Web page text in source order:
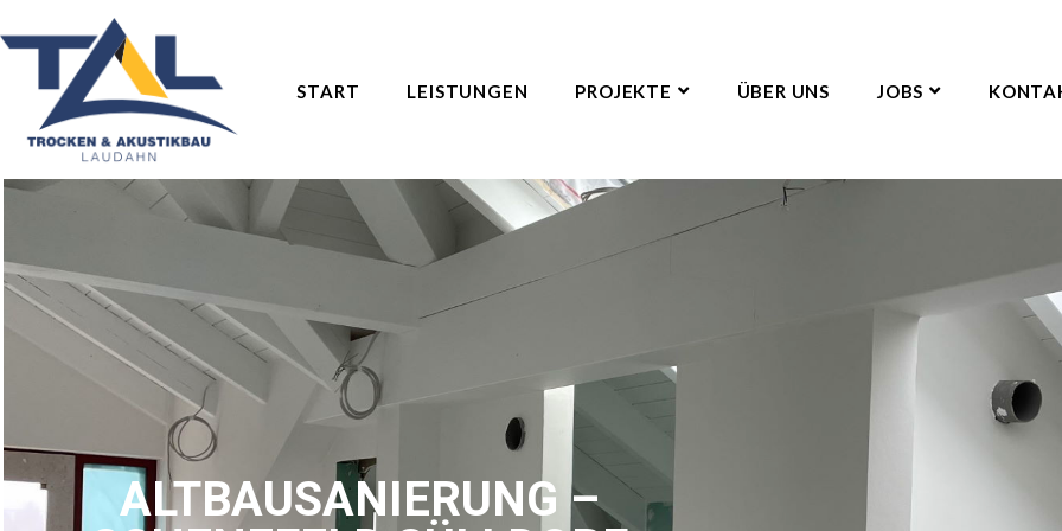
START LEISTUNGEN PROJEKTE ÜBER UNS JOBS
ALTBAUSANIERUNG –